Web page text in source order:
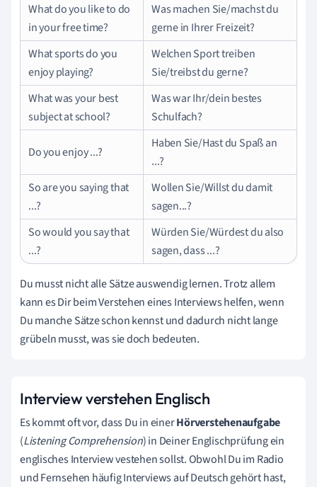
What do you like to do
in your free time?
Was machen Sie/machst du
gerne in Ihrer Freizeit?
What sports do you
enjoy playing?
Welchen Sport treiben
Sie/treibst du gerne?
What was your best
subject at school?
Was war Ihr/dein bestes
Schulfach?
Do you enjoy ...?
Haben Sie/Hast du Spaß an
...?
So are you saying that
...?
Wollen Sie/Willst du damit
sagen...?
So would you say that
...?
Würden Sie/Würdest du also
sagen, dass ...?
Du musst nicht alle Sätze auswendig lernen. Trotz allem
kann es Dir beim Verstehen eines Interviews helfen, wenn
Du manche Sätze schon kennst und dadurch nicht lange
grübeln musst, was sie doch bedeuten.
Interview verstehen Englisch
Es kommt oft vor, dass Du in einerHörverstehenaufgabe
(Listening Comprehension) in Deiner Englischprüfung ein
englisches Interview vestehen sollst. Obwohl Du im Radio
und Fernsehen häufig Interviews auf Deutsch gehört hast,